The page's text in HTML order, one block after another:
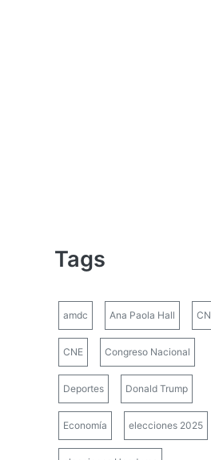
Tags
amdc Ana Paola Hall CN
CNE Congreso Nacional
Deportes Donald Trump
Economía elecciones 2025